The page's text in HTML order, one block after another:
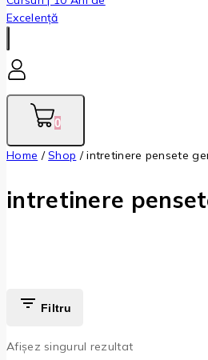
0
Home / Shop / intretinere pensete
intretinere
Filtru
Afișez singurul rezultat